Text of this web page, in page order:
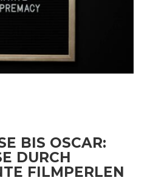
BIS OSCAR:
DURCH
FILMPERLEN